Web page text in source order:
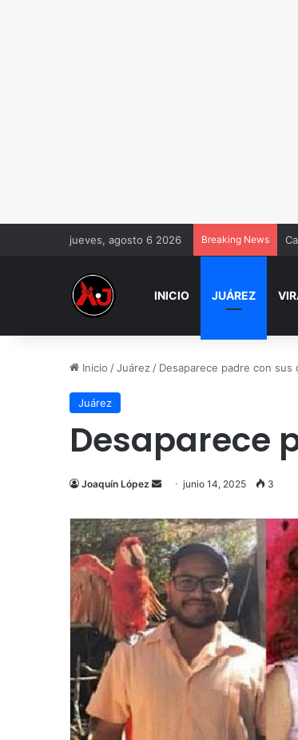
jueves, agosto 6 2026 Breaking News
INICIO JUÁREZ
Inicio /Juárez / Desaparece padre con sus
Juárez
Desaparece
Joaquín López
Send
email
junio 14, 2025 3